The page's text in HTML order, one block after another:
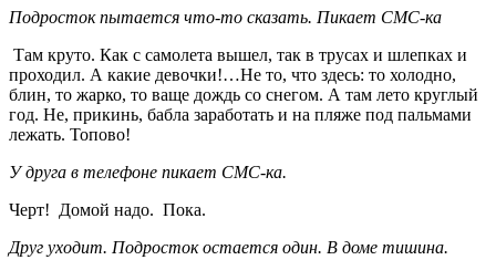
Подросток пытается что-то сказать. Пикает СМС-ка
Там круто. Как с самолета вышел, так в трусах и шлепках и
проходил. А какие девочки!…Не то, что здесь: то холодно,
блин, то жарко, то ваще дождь со снегом. А там лето круглый
год. Не, прикинь, бабла заработать и на пляже под пальмами
лежать. Топово!
У друга в телефоне пикает СМС-ка.
Черт! Домой надо. Пока.
Друг уходит. Подросток остается один. В доме тишина.